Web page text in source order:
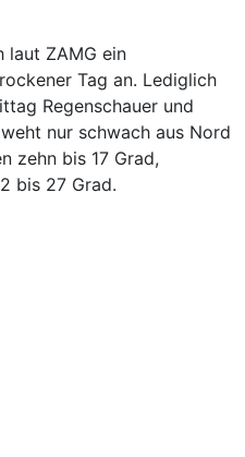
laut ZAMG ein
Tag an. Lediglich
Regenschauer und
nur schwach aus Nord
zehn bis 17 Grad,
bis 27 Grad.